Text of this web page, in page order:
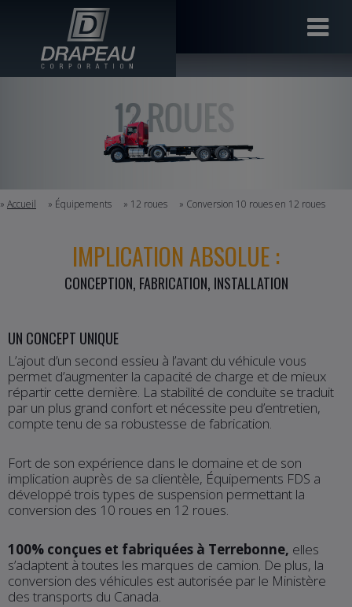
» Accueil » Équipements » 12 roues » Conversion 10 roues en 12 roues
IMPLICATION ABSOLUE :
CONCEPTION, FABRICATION, INSTALLATION
UN CONCEPT UNIQUE
L’ajout d’un second essieu à l’avant du véhicule vous
permet d’augmenter la capacité de charge et de mieux
répartir cette dernière. La stabilité de conduite se traduit
par un plus grand confort et nécessite peu d’entretien,
compte tenu de sa robustesse de fabrication.
Fort de son expérience dans le domaine et de son
implication auprès de sa clientèle, Équipements FDS a
développé trois types de suspension permettant la
conversion des 10 roues en 12 roues.
100% conçues et fabriquées à Terrebonne, elles
s’adaptent à toutes les marques de camion. De plus, la
conversion des véhicules est autorisée par le Ministère
des transports du Canada.